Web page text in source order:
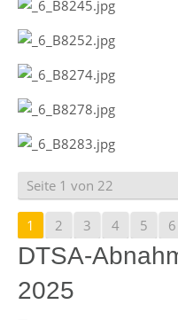
Seite 1 von 22
1 2 3 4 5 6
DTSA-
2025